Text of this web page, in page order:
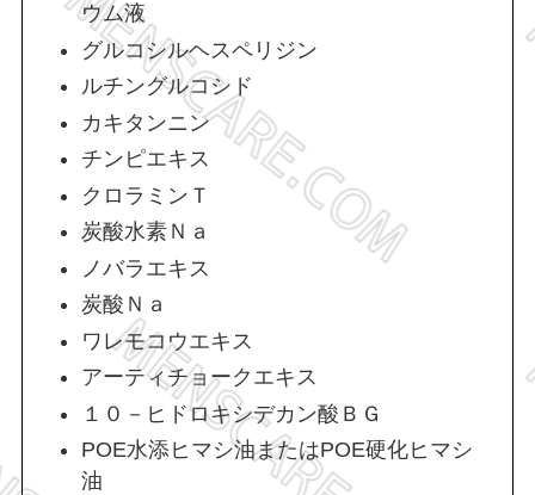
ウム液
グルコシルヘスペリジン
ルチングルコシド
カキタンニン
チンピエキス
クロラミンＴ
炭酸水素Ｎａ
ノバラエキス
炭酸Ｎａ
ワレモコウエキス
アーティチョークエキス
１０－ヒドロキシデカン酸ＢＧ
POE水添ヒマシ油またはPOE硬化ヒマシ
油